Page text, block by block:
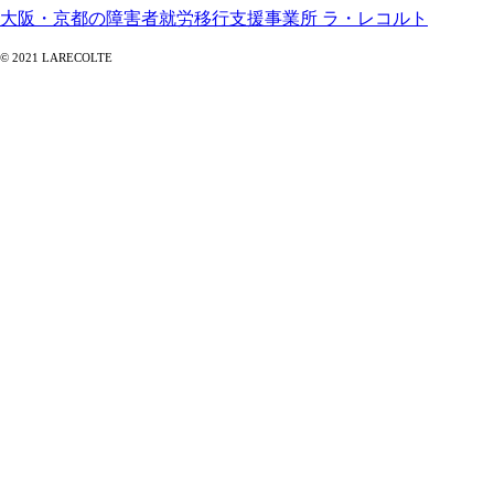
大阪・京都の障害者就労移行支援事業所 ラ・レコルト
© 2021 LARECOLTE